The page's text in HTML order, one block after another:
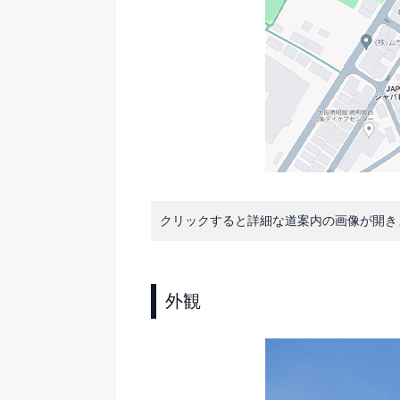
クリックすると詳細な道案内の画像が開き
外観